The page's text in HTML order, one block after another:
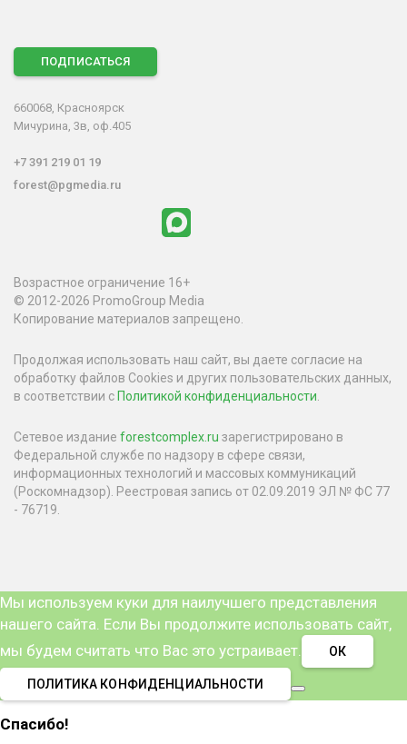
ПОДПИСАТЬСЯ
660068, Красноярск
Мичурина, 3в, оф.405
+7 391 219 01 19
forest@pgmedia.ru
Возрастное ограничение 16+
© 2012-2026 PromoGroup Media
Копирование материалов запрещено.
Продолжая использовать наш сайт, вы даете согласие на
обработку файлов Cookies и других пользовательских данных,
в соответствии сПолитикой конфиденциальности
Сетевое издание forestcomplex.ru зарегистрировано в
Федеральной службе по надзору в сфере связи,
информационных технологий и массовых коммуникаций
(Роскомнадзор). Реестровая запись от 02.09.2019 ЭЛ № ФС 77
- 76719.
Мы используем куки для наилучшего представления
нашего сайта. Если Вы продолжите использовать сайт,
мы будем считать что Вас это устраивает.
ОК
ПОЛИТИКА КОНФИДЕНЦИАЛЬНОСТИ
Спасибо!